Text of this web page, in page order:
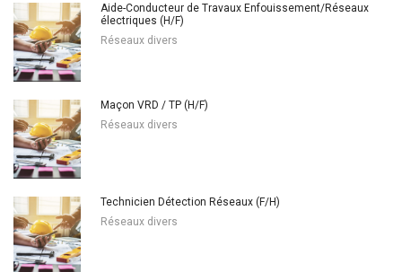
Aide-Conducteur de Travaux Enfouissement/Réseaux
électriques (H/F)
Réseaux divers
Maçon VRD / TP (H/F)
Réseaux divers
Technicien Détection Réseaux (F/H)
Réseaux divers